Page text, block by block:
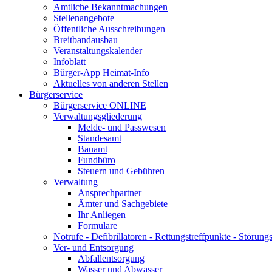
Amtliche Bekanntmachungen
Stellenangebote
Öffentliche Ausschreibungen
Breitbandausbau
Veranstaltungskalender
Infoblatt
Bürger-App Heimat-Info
Aktuelles von anderen Stellen
Bürgerservice
Bürgerservice ONLINE
Verwaltungsgliederung
Melde- und Passwesen
Standesamt
Bauamt
Fundbüro
Steuern und Gebühren
Verwaltung
Ansprechpartner
Ämter und Sachgebiete
Ihr Anliegen
Formulare
Notrufe - Defibrillatoren - Rettungstreffpunkte -
Ver- und Entsorgung
Abfallentsorgung
Wasser und Abwasser